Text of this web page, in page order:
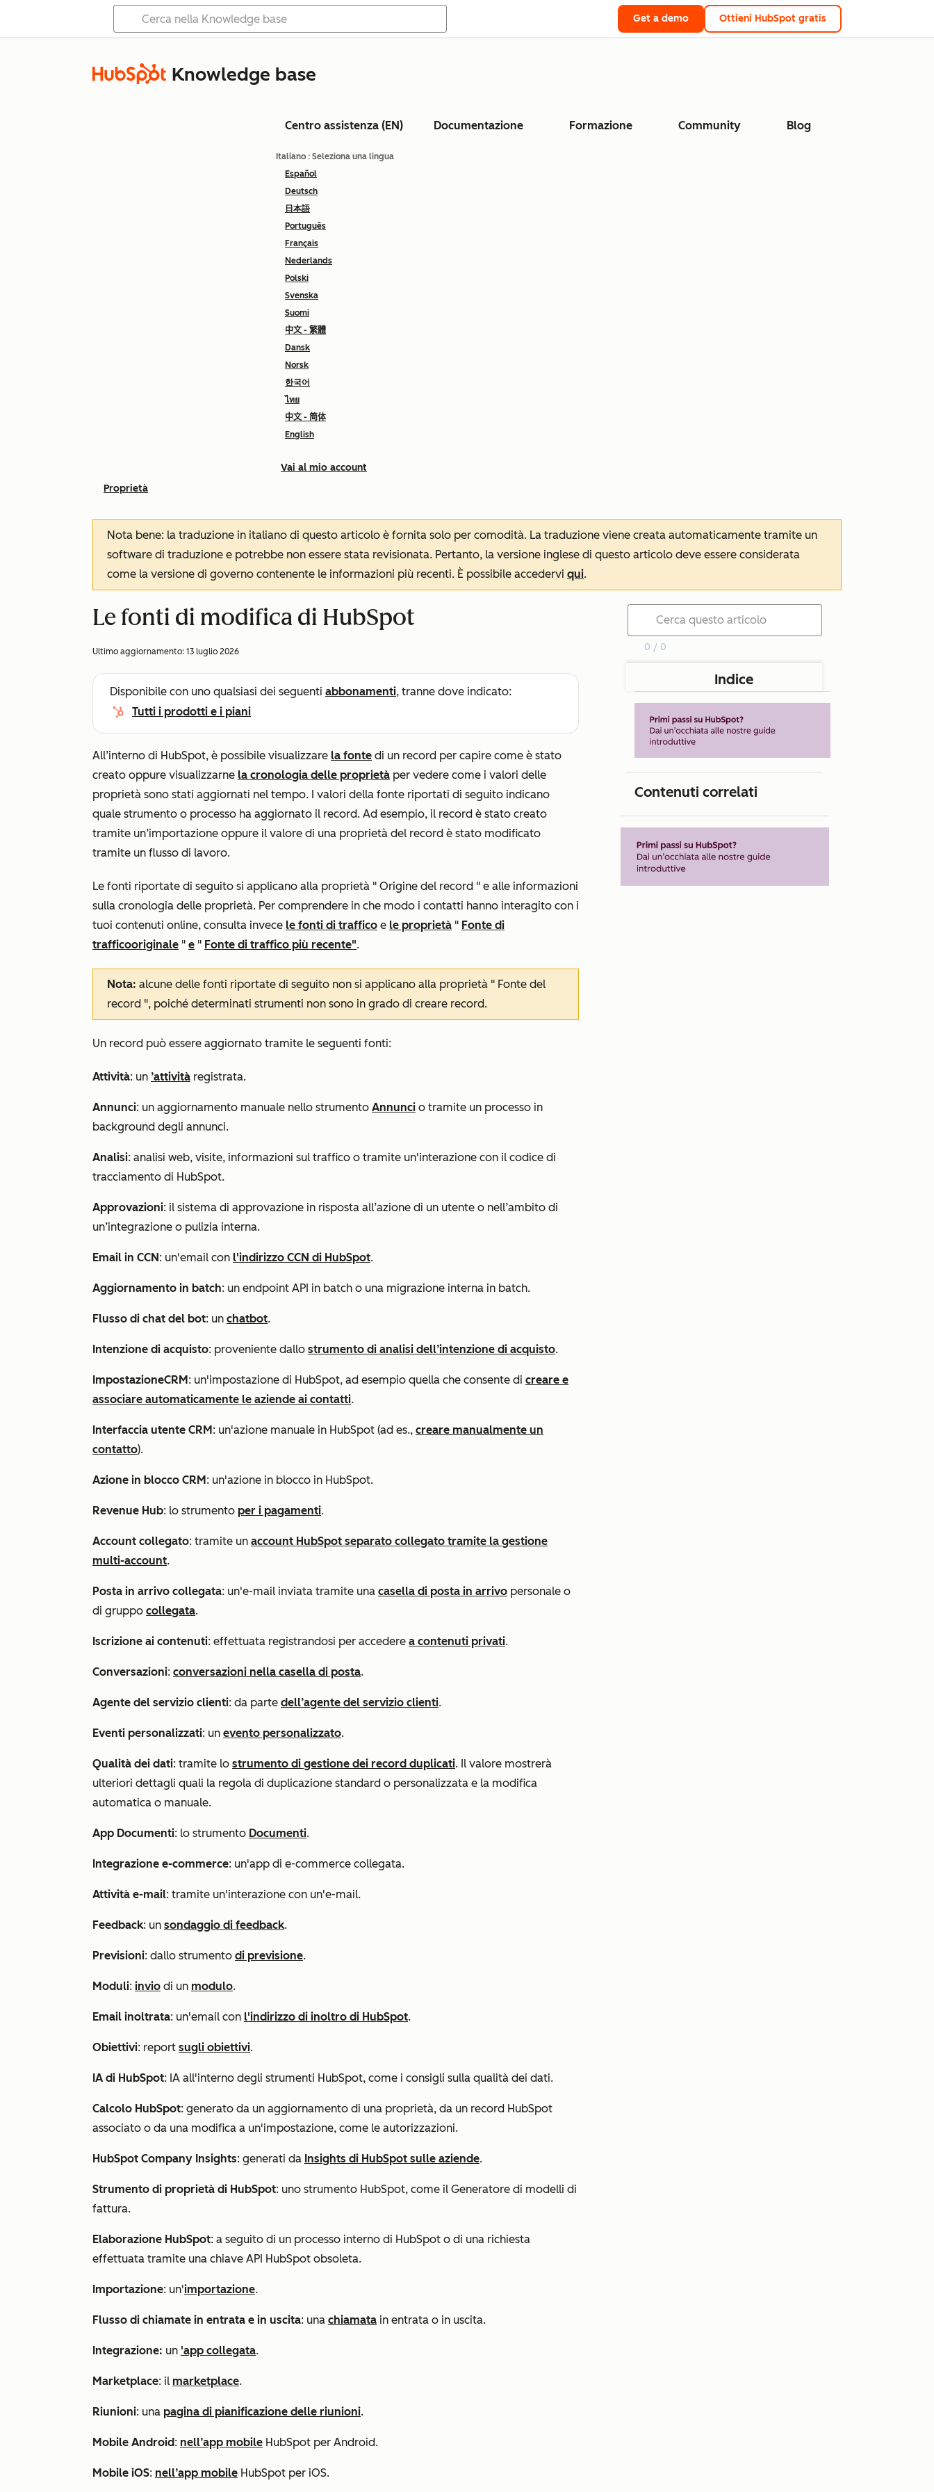
Get a demo Ottieni HubSpot gratis
Knowledge base
Centro assistenza (EN) Documentazione Formazione Community Blog
Italiano : Seleziona una lingua
Español
Deutsch
日本語
Português
Français
Nederlands
Polski
Svenska
Suomi
中文 - 繁體
Dansk
Norsk
한국어
ไทย
中文 - 简体
English
Vai al mio account
Proprietà
Nota bene: la traduzione in italiano di questo articolo è fornita solo per comodità. La traduzione viene creata automaticamente tramite un
software di traduzione e potrebbe non essere stata revisionata. Pertanto, la versione inglese di questo articolo deve essere considerata
come la versione di governo contenente le informazioni più recenti. È possibile accedervi qui.
Le fonti di modifica di HubSpot
Ultimo aggiornamento: 13 luglio 2026
Disponibile con uno qualsiasi dei seguenti abbonamenti, tranne dove indicato:
Tutti i prodotti e i piani
All’interno di HubSpot, è possibile visualizzare la fonte di un record per capire come è stato
creato oppure visualizzarne la cronologia delle proprietà per vedere come i valori delle
proprietà sono stati aggiornati nel tempo. I valori della fonte riportati di seguito indicano
quale strumento o processo ha aggiornato il record. Ad esempio, il record è stato creato
tramite un’importazione oppure il valore di una proprietà del record è stato modificato
tramite un flusso di lavoro.
Le fonti riportate di seguito si applicano alla proprietà " Origine del record " e alle informazioni
sulla cronologia delle proprietà. Per comprendere in che modo i contatti hanno interagito con i
tuoi contenuti online, consulta invece le fonti di traffico e le proprietà " Fonte di
trafficooriginale " e " Fonte di traffico più recente".
Nota: alcune delle fonti riportate di seguito non si applicano alla proprietà " Fonte del
record ", poiché determinati strumenti non sono in grado di creare record.
Un record può essere aggiornato tramite le seguenti fonti:
Attività: un ’attività registrata.
Annunci: un aggiornamento manuale nello strumento Annunci o tramite un processo in
background degli annunci.
Analisi: analisi web, visite, informazioni sul traffico o tramite un'interazione con il codice di
tracciamento di HubSpot.
Approvazioni: il sistema di approvazione in risposta all’azione di un utente o nell’ambito di
un’integrazione o pulizia interna.
Email in CCN: un'email con l'indirizzo CCN di HubSpot.
Aggiornamento in batch: un endpoint API in batch o una migrazione interna in batch.
Flusso di chat del bot: un chatbot.
Intenzione di acquisto: proveniente dallo strumento di analisi dell’intenzione di acquisto.
ImpostazioneCRM: un'impostazione di HubSpot, ad esempio quella che consente di creare e
associare automaticamente le aziende ai contatti.
Interfaccia utente CRM: un'azione manuale in HubSpot (ad es., creare manualmente un
contatto).
Azione in blocco CRM: un'azione in blocco in HubSpot.
Revenue Hub: lo strumento per i pagamenti.
Account collegato: tramite un account HubSpot separato collegato tramite la gestione
multi-account.
Posta in arrivo collegata: un'e-mail inviata tramite una casella di posta in arrivo personale o
di gruppo collegata.
Iscrizione ai contenuti: effettuata registrandosi per accedere a contenuti privati.
Conversazioni: conversazioni nella casella di posta.
Agente del servizio clienti: da parte dell’agente del servizio clienti.
Eventi personalizzati: un evento personalizzato.
Qualità dei dati: tramite lo strumento di gestione dei record duplicati. Il valore mostrerà
ulteriori dettagli quali la regola di duplicazione standard o personalizzata e la modifica
automatica o manuale.
App Documenti: lo strumento Documenti.
Integrazione e-commerce: un'app di e-commerce collegata.
Attività e-mail: tramite un'interazione con un'e-mail.
Feedback: un sondaggio di feedback.
Previsioni: dallo strumento di previsione.
Moduli: invio di un modulo.
Email inoltrata: un'email con l'indirizzo di inoltro di HubSpot.
Obiettivi: report sugli obiettivi.
IA di HubSpot: IA all'interno degli strumenti HubSpot, come i consigli sulla qualità dei dati.
Calcolo HubSpot: generato da un aggiornamento di una proprietà, da un record HubSpot
associato o da una modifica a un'impostazione, come le autorizzazioni.
HubSpot Company Insights: generati da Insights di HubSpot sulle aziende.
Strumento di proprietà di HubSpot: uno strumento HubSpot, come il Generatore di modelli di
fattura.
Elaborazione HubSpot: a seguito di un processo interno di HubSpot o di una richiesta
effettuata tramite una chiave API HubSpot obsoleta.
Importazione: un'importazione.
Flusso di chiamate in entrata e in uscita: una chiamata in entrata o in uscita.
Integrazione: un 'app collegata.
Marketplace: il marketplace.
Riunioni: una pagina di pianificazione delle riunioni.
Mobile Android: nell’app mobile HubSpot per Android.
Mobile iOS: nell’app mobile HubSpot per iOS.
0 / 0
Indice
Contenuti correlati